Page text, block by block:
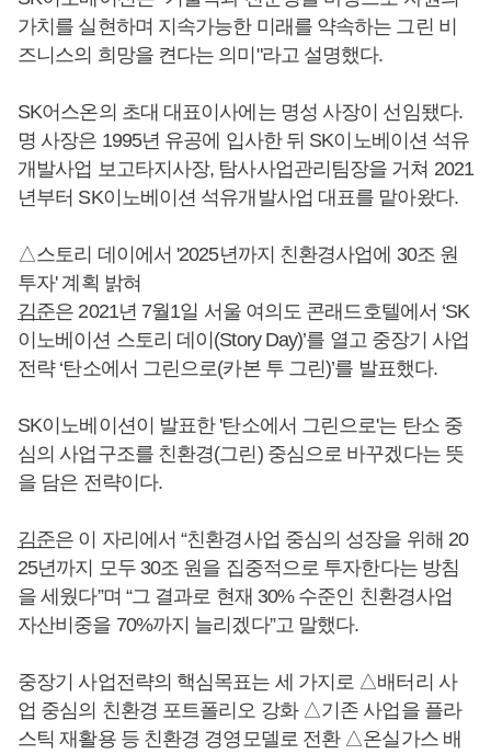
가치를 실현하며 지속가능한 미래를 약속하는 그린 비
즈니스의 희망을 켠다는 의미"라고 설명했다.
SK어스온의 초대 대표이사에는 명성 사장이 선임됐다.
명 사장은 1995년 유공에 입사한 뒤 SK이노베이션 석유
개발사업 보고타지사장, 탐사사업관리팀장을 거쳐 2021
년부터 SK이노베이션 석유개발사업 대표를 맡아왔다.
△스토리 데이에서 '2025년까지 친환경사업에 30조 원
투자' 계획 밝혀
김준은 2021년 7월1일 서울 여의도 콘래드호텔에서 ‘SK
이노베이션 스토리 데이(Story Day)’를 열고 중장기 사업
전략 ‘탄소에서 그린으로(카본 투 그린)’를 발표했다.
SK이노베이션이 발표한 '탄소에서 그린으로'는 탄소 중
심의 사업구조를 친환경(그린) 중심으로 바꾸겠다는 뜻
을 담은 전략이다.
김준은 이 자리에서 “친환경사업 중심의 성장을 위해 20
25년까지 모두 30조 원을 집중적으로 투자한다는 방침
을 세웠다”며 “그 결과로 현재 30% 수준인 친환경사업
자산비중을 70%까지 늘리겠다”고 말했다.
중장기 사업전략의 핵심목표는 세 가지로 △배터리 사
업 중심의 친환경 포트폴리오 강화 △기존 사업을 플라
스틱 재활용 등 친환경 경영모델로 전환 △온실가스 배